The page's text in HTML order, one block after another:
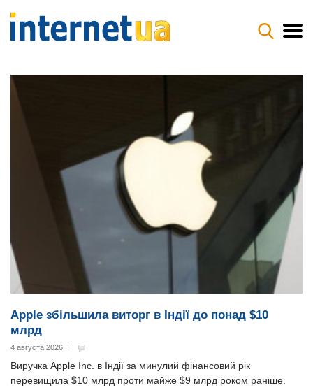
Apple збільшила виторг в Індії до понад $10
млрд
4 августа 2026
Виручка Apple Inc. в Індії за минулий фінансовий рік
перевищила $10 млрд проти майже $9 млрд роком раніше.